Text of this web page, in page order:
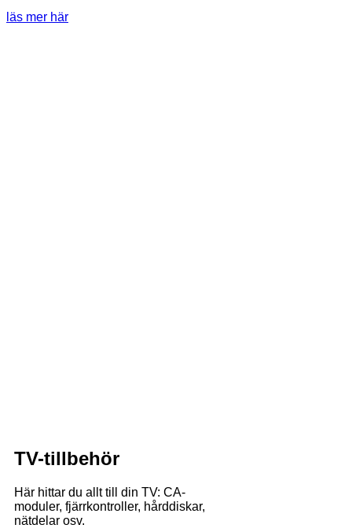
läs mer här
TV-tillbehör
Här hittar du allt till din TV: CA-
moduler, fjärrkontroller, hårddiskar,
nätdelar osv.